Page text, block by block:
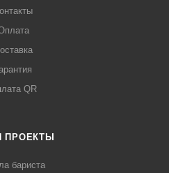
QR
ПРОЕКТЫ
бариста